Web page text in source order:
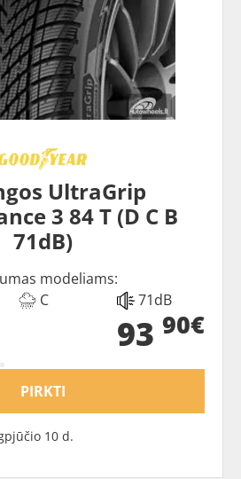
UltraGrip
3 84 T (D C B
71dB)
modeliams:
C 71dB
93 90€
PIRKTI
10 d.